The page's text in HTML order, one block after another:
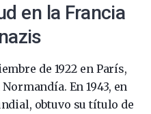
en la Francia
de 1922 en París,
En 1943, en
obtuvo su título de